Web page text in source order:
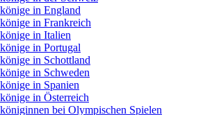
in England
in Frankreich
in Italien
in Portugal
in Schottland
in Schweden
in Spanien
in Österreich
bei Olympischen Spielen